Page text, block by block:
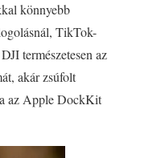
könnyebb
TikTok-
természetesen az
akár zsúfolt
az Apple DockKit